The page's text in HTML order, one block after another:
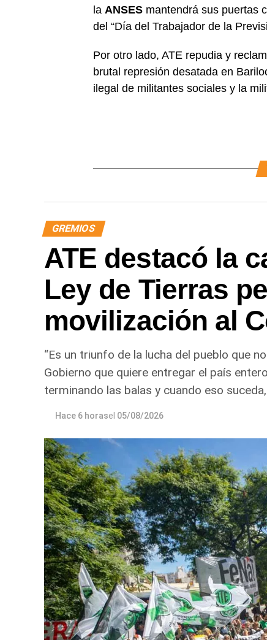
la ANSES mantendrá sus puertas
del “Día del Trabajador de la
Por otro lado, ATE repudia y
brutal represión desatada en
ilegal de militantes sociales y la
GREMIOS
ATE destacó la
Ley de Tierras
movilización al
“Es un triunfo de la lucha del pueblo que
Gobierno que quiere entregar el país
terminando las balas y cuando eso
Hace 6 horasel 05/08/2026